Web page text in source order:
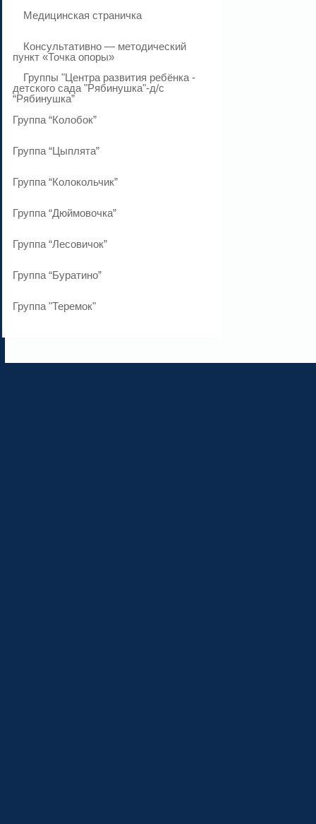
Медицинская страничка
Консультативно — методический
пункт «Точка опоры»
Группы "Центра развития ребёнка -
детского сада "Рябинушка"-д/с
“Рябинушка”
Группа “Колобок”
Группа “Цыплята”
Группа “Колокольчик”
Группа “Дюймовочка”
Группа “Лесовичок”
Группа “Буратино”
Группа "Теремок"